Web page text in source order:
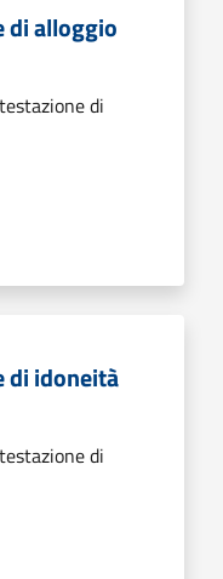
di alloggio
di
di idoneità
di